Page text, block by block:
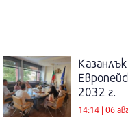
2032 г.
14:14 | 06